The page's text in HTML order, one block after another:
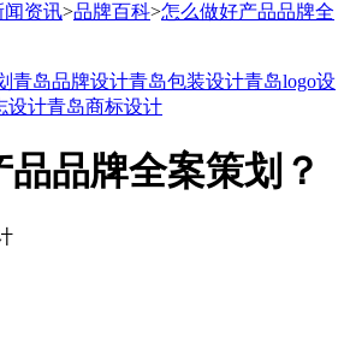
闻资讯>品牌百科>怎么做好产品品牌全
青岛品牌设计青岛包装设计青岛logo设
设计青岛商标设计
品牌全案策划？